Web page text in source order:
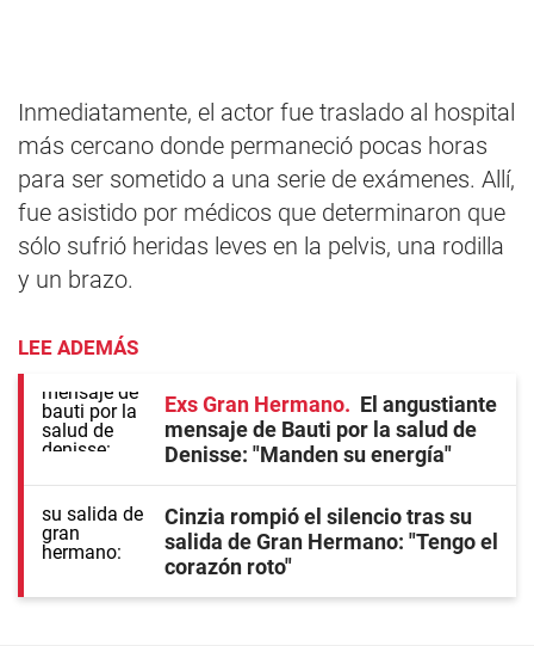
Inmediatamente, el actor fue traslado al hospital
más cercano donde permaneció pocas horas
para ser sometido a una serie de exámenes. Allí,
fue asistido por médicos que determinaron que
sólo sufrió heridas leves en la pelvis, una rodilla
y un brazo.
LEE ADEMÁS
Exs Gran Hermano
El angustiante
mensaje de Bauti por la salud de
Denisse: "Manden su energía"
Cinzia rompió el silencio tras su
salida de Gran Hermano: "Tengo el
corazón roto"